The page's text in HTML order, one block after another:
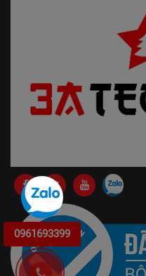
0961693399